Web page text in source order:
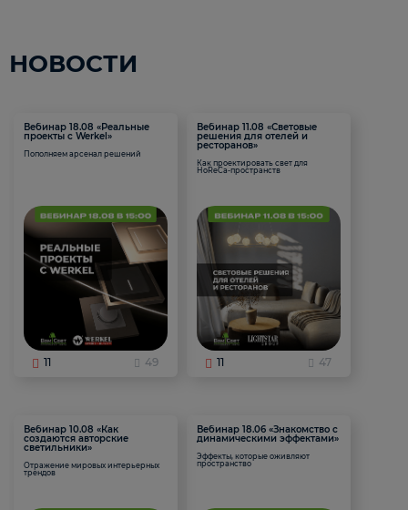
НОВОСТИ
Вебинар 18.08 «Реальные
проекты с Werkel»
Пополняем арсенал решений
11 49
Вебинар 11.08 «Световые
решения для отелей и
ресторанов»
Как проектировать свет для
HoReCa-пространств
11 47
Вебинар 10.08 «Как
создаются авторские
светильники»
Отражение мировых интерьерных
трендов
Вебинар 18.06 «Знакомство с
динамическими эффектами»
Эффекты, которые оживляют
пространство